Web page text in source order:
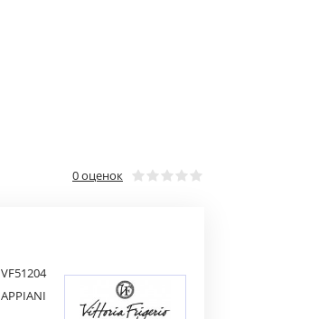
0 оценок
VF51204
APPIANI